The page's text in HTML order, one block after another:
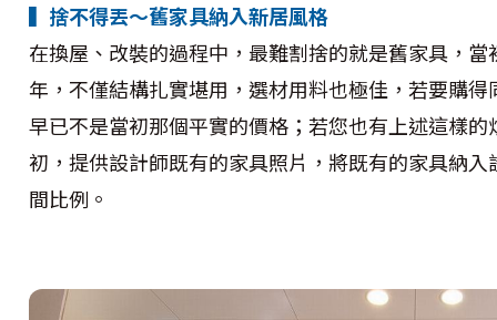
▍捨不得丟～舊家具納入新居風格
在換屋、改裝的過程中，最難割捨的就是舊家具，
年，不僅結構扎實堪用，選材用料也極佳，若要購
早已不是當初那個平實的價格；若您也有上述這樣
初，提供設計師既有的家具照片，將既有的家具納
間比例。